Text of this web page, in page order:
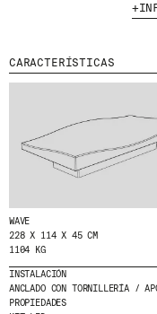
CARACTERÍSTICAS
WAVE
228 X 114 X 45 CM
1104 KG
INSTALACIÓN
ANCLADO CON TORNILLERÍA /
PROPIEDADES
NOSOTROS
PROYECTOS
DISEÑADORES
STORIES
DESCARGAS
NEWSLETTER